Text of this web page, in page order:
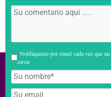
Notifiqueme por email cada vez que
envie
WhatsApp
Telegram
(C) 2026 Alianza
derechos
Historias de éxito | Marco